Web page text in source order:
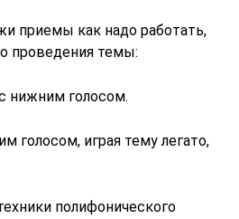
приемы как надо работать,
проведения темы:
нижним голосом.
голосом, играя тему легато,
полифонического